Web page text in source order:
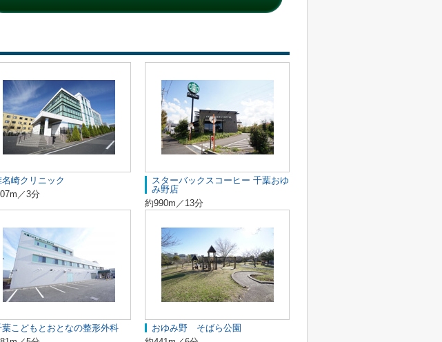
名崎クリニック
／3分
スターバックスコーヒー 千葉おゆ
み野店
約990m／13分
葉こどもとおとなの整形外科
おゆみ野 そばら公園